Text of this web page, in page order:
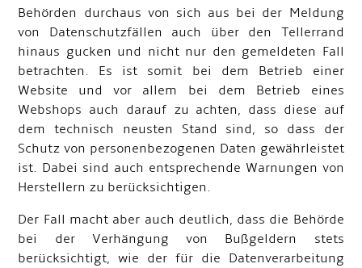
Behörden durchaus von sich aus bei der Meldung
von Datenschutzfällen auch über den Tellerrand
hinaus gucken und nicht nur den gemeldeten Fall
betrachten. Es ist somit bei dem Betrieb einer
Website und vor allem bei dem Betrieb eines
Webshops auch darauf zu achten, dass diese auf
dem technisch neusten Stand sind, so dass der
Schutz von personenbezogenen Daten gewährleistet
ist. Dabei sind auch entsprechende Warnungen von
Herstellern zu berücksichtigen.
Der Fall macht aber auch deutlich, dass die Behörde
bei der Verhängung von Bußgeldern stets
berücksichtigt, wie der für die Datenverarbeitung